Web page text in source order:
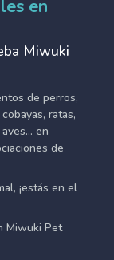
en
Miwuki
de perros,
ratas,
en
de
¡estás en el
Miwuki Pet